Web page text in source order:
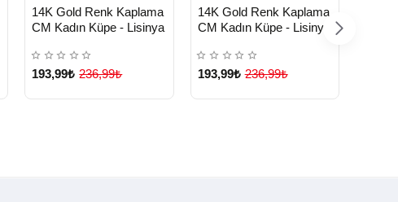
TESLİMAT
Yeni Ürün
14K Gold Renk Kaplama
CM Kadın Küpe - Lisinya
193,99₺ 236,99₺
TESLİMAT
Yeni Ürün
14K Gold Renk Kaplama
CM Kadın Küpe - Lisinya
193,99₺ 236,99₺